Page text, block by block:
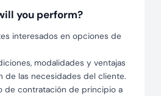
you perform?
interesados en opciones de
modalidades y ventajas
de las necesidades del cliente.
de contratación de principio a